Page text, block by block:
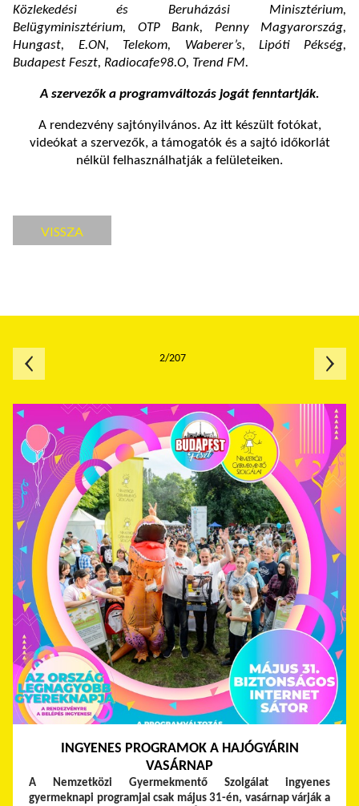
Közlekedési és Beruházási Minisztérium,
Belügyminisztérium, OTP Bank, Penny Magyarország,
Hungast, E.ON, Telekom, Waberer’s, Lipóti Pékség,
Budapest Feszt, Radiocafe98.O, Trend FM.
A szervezők a programváltozás jogát fenntartják.
A rendezvény sajtónyilvános. Az itt készült fotókat,
videókat a szervezők, a támogatók és a sajtó időkorlát
nélkül felhasználhatják a felületeiken.
VISSZA
INGYENES PROGRAMOK A HAJÓGYÁRIN
VASÁRNAP
A Nemzetközi Gyermekmentő Szolgálat ingyenes
gyermeknapi programjai csak május 31-én, vasárnap várják a
2/207